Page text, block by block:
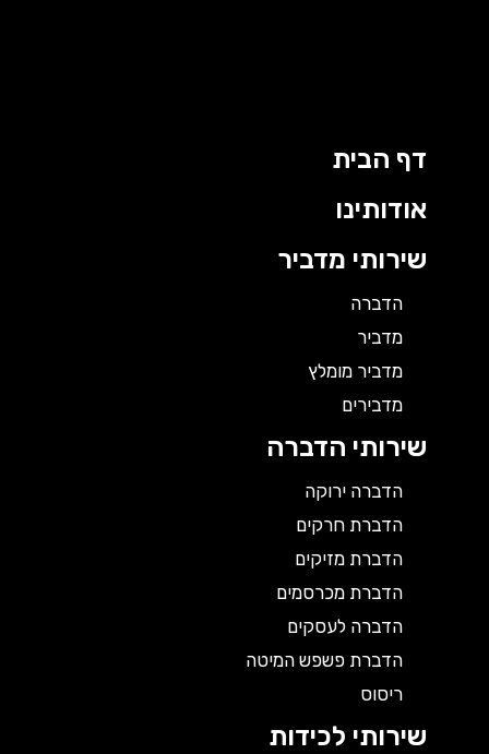
דף הבית
אודותינו
שירותי מדביר
הדברה
מדביר
מדביר מומלץ
מדבירים
שירותי הדברה
הדברה ירוקה
הדברת חרקים
הדברת מזיקים
הדברת מכרסמים
הדברה לעסקים
הדברת פשפש המיטה
ריסוס
שירותי לכידות